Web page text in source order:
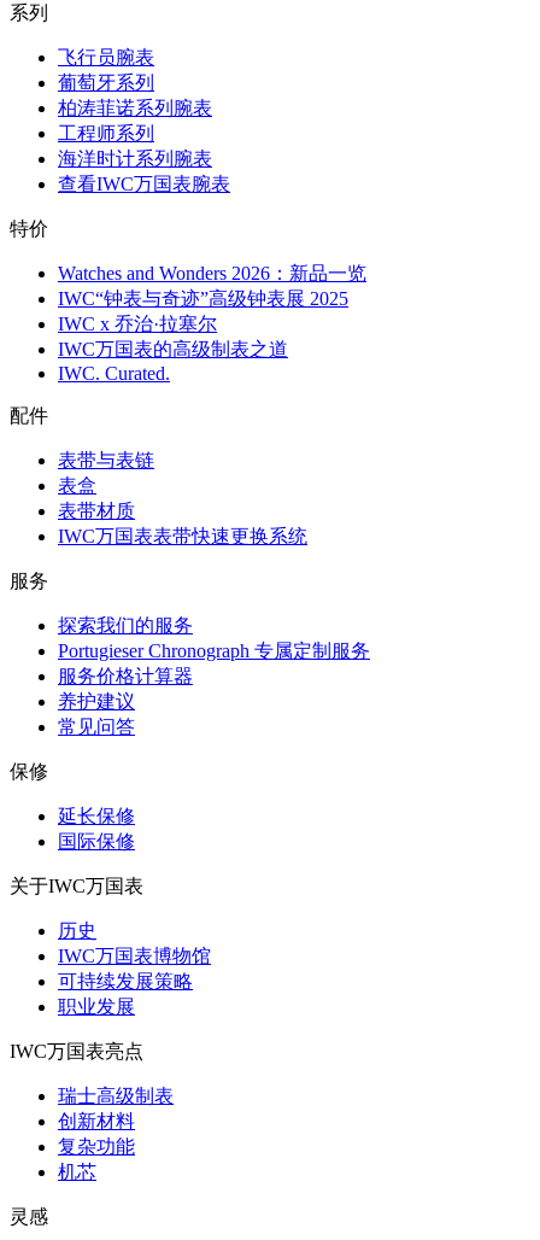
系列
飞行员腕表
葡萄牙系列
柏涛菲诺系列腕表
工程师系列
海洋时计系列腕表
查看IWC万国表腕表
特价
Watches and Wonders 2026：新品一览
IWC“钟表与奇迹”高级钟表展 2025
IWC x 乔治·拉塞尔
IWC万国表的高级制表之道
IWC. Curated.
配件
表带与表链
表盒
表带材质
IWC万国表表带快速更换系统
服务
探索我们的服务
Portugieser Chronograph 专属定制服务
服务价格计算器
养护建议
常见问答
保修
延长保修
国际保修
关于IWC万国表
历史
IWC万国表博物馆
可持续发展策略
职业发展
IWC万国表亮点
瑞士高级制表
创新材料
复杂功能
机芯
灵感